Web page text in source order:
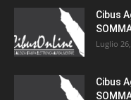
Cibus
Luglio
Cibus